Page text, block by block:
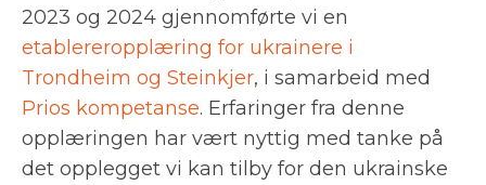
2023 og 2024 gjennomførte vi en
etablereropplæring for ukrainere i
Trondheim og Steinkjer, i samarbeid med
Prios kompetanse. Erfaringer fra denne
opplæringen har vært nyttig med tanke på
det opplegget vi kan tilby for den ukrainske